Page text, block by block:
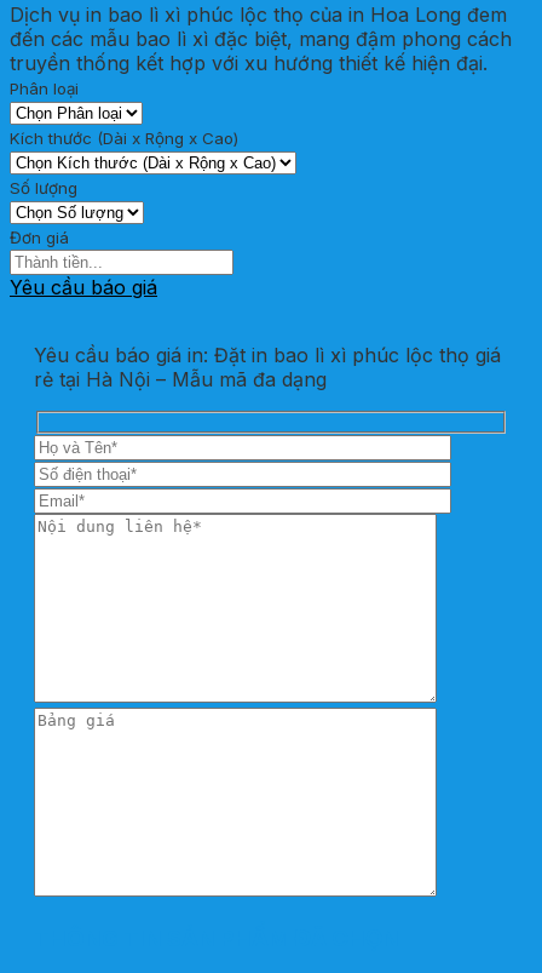
Dịch vụ in bao lì xì phúc lộc thọ của in Hoa Long đem
đến các mẫu bao lì xì đặc biệt, mang đậm phong cách
truyền thống kết hợp với xu hướng thiết kế hiện đại.
Phân loại
Kích thước (Dài x Rộng x Cao)
Số lượng
Đơn giá
Yêu cầu báo giá
Yêu cầu báo giá in: Đặt in bao lì xì phúc lộc thọ giá
rẻ tại Hà Nội – Mẫu mã đa dạng